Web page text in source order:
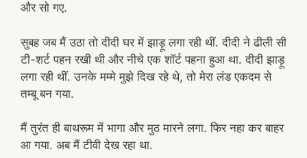
और सो गए.
सुबह जब मैं उठा तो दीदी घर में झाड़ू लगा रही थीं. दीदी ने ढीली सी
टी-शर्ट पहन रखी थी और नीचे एक शॉर्ट पहना हुआ था. दीदी झाड़ू
लगा रही थीं. उनके मम्मे मुझे दिख रहे थे, तो मेरा लंड एकदम से
तम्बू बन गया.
मैं तुरंत ही बाथरूम में भागा और मुठ मारने लगा. फिर नहा कर बाहर
आ गया. अब मैं टीवी देख रहा था.